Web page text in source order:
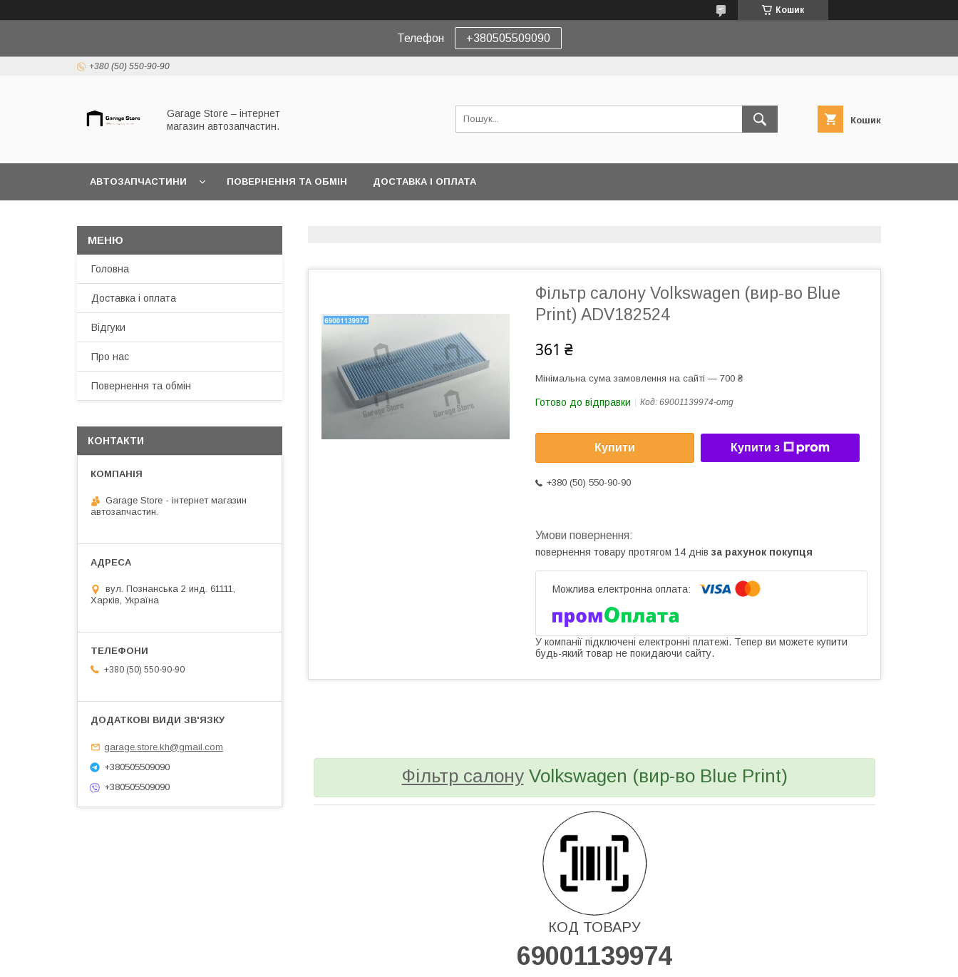
Кошик
Телефон +380505509090
+380 (50) 550-90-90
Garage Store – інтернет
магазин автозапчастин.
Кошик
АВТОЗАПЧАСТИНИ ПОВЕРНЕННЯ ТА ОБМІН ДОСТАВКА І ОПЛАТА
Фільтр салону Volkswagen (вир-во Blue
Print) ADV182524
361 ₴
Мінімальна сума замовлення на сайті — 700 ₴
Готово до відправки Код: 69001139974-omg
Купити Купити з
+380 (50) 550-90-90
повернення товару протягом 14 днів за рахунок покупця
У компанії підключені електронні платежі. Тепер ви можете купити
будь-який товар не покидаючи сайту.
Фільтр салонуVolkswagen (вир-во Blue Print)
КОД ТОВАРУ
69001139974
Головна
Доставка і оплата
Відгуки
Про нас
Повернення та обмін
КОНТАКТИ
Garage Store - інтернет магазин
автозапчастин.
вул. Познанська 2 инд. 61111,
Харків, Україна
+380 (50) 550-90-90
garage.store.kh@gmail.com
+380505509090
+380505509090